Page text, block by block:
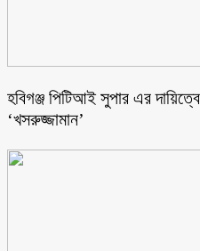
হবিগঞ্জ পিটিআই সুপার এর
‘খসরুজ্জামান’